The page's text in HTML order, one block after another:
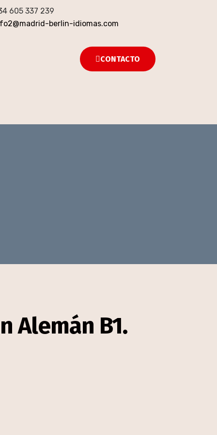
605 337 239
berlin-idiomas.com
CONTACTO
Alemán B1.